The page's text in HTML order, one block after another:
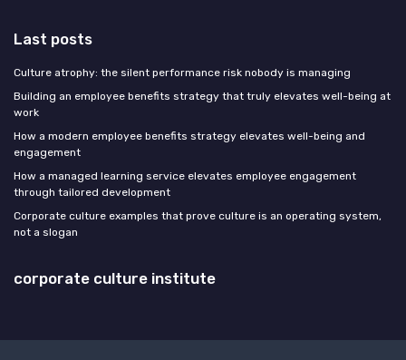
Last posts
Culture atrophy: the silent performance risk nobody is managing
Building an employee benefits strategy that truly elevates well-being at
work
How a modern employee benefits strategy elevates well-being and
engagement
How a managed learning service elevates employee engagement
through tailored development
Corporate culture examples that prove culture is an operating system,
not a slogan
corporate culture institute